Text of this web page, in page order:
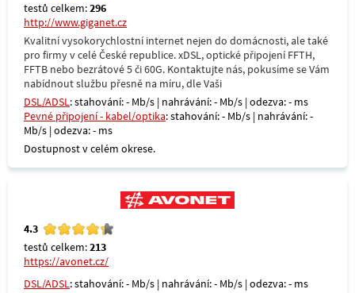
testů celkem:296
http://www.giganet.cz
Kvalitní vysokorychlostní internet nejen do domácnosti, ale také
pro firmy v celé České republice. xDSL, optické připojení FFTH,
FFTB nebo bezrátové 5 či 60G. Kontaktujte nás, pokusíme se Vám
nabídnout službu přesně na míru, dle Vaši
DSL/ADSL: stahování: - Mb/s | nahrávání: - Mb/s | odezva: - ms
Pevné připojení - kabel/optika: stahování: - Mb/s | nahrávání: -
Mb/s | odezva: - ms
Dostupnost v celém okrese.
4.3
testů celkem:213
https://avonet.cz/
DSL/ADSL: stahování: - Mb/s | nahrávání: - Mb/s | odezva: - ms